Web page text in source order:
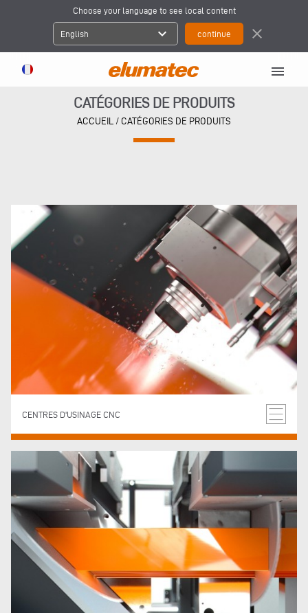
Choose your language to see local content
English expand_more close
menu
CATÉGORIES DE PRODUITS
ACCUEIL / CATÉGORIES DE PRODUITS
CENTRES D'USINAGE CNC